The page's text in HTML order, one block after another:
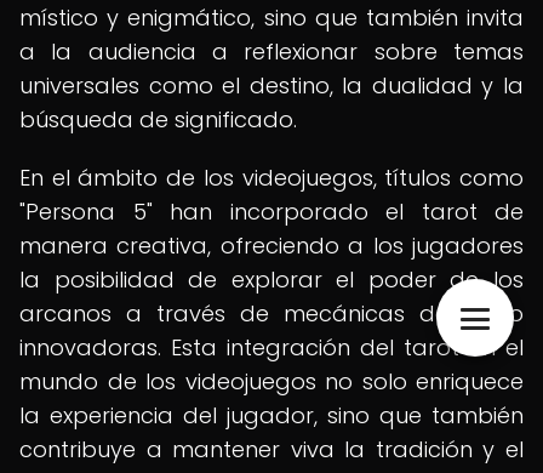
místico y enigmático, sino que también invita
a la audiencia a reflexionar sobre temas
universales como el destino, la dualidad y la
búsqueda de significado.
En el ámbito de los videojuegos, títulos como
"Persona 5" han incorporado el tarot de
manera creativa, ofreciendo a los jugadores
la posibilidad de explorar el poder de los
arcanos a través de mecánicas de juego
innovadoras. Esta integración del tarot en el
mundo de los videojuegos no solo enriquece
la experiencia del jugador, sino que también
contribuye a mantener viva la tradición y el